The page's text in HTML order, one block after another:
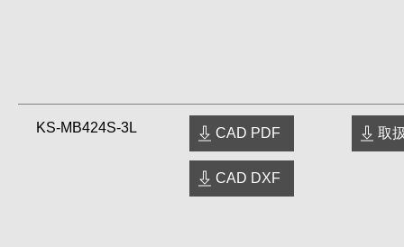
KS-MB424S-3L CAD PDF
CAD DXF
取